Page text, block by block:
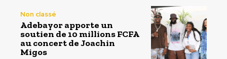
Non classé
Adebayor apporte un
soutien de 10 millions FCFA
au concert de Joachin
Migos